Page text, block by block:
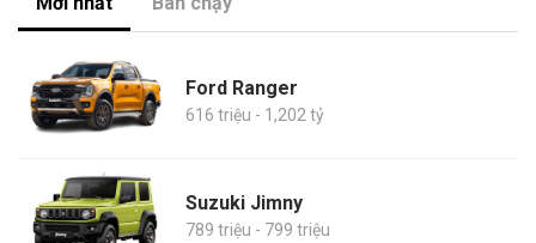
Ford Ranger
616 triệu - 1,202 tỷ
Suzuki Jimny
789 triệu - 799 triệu